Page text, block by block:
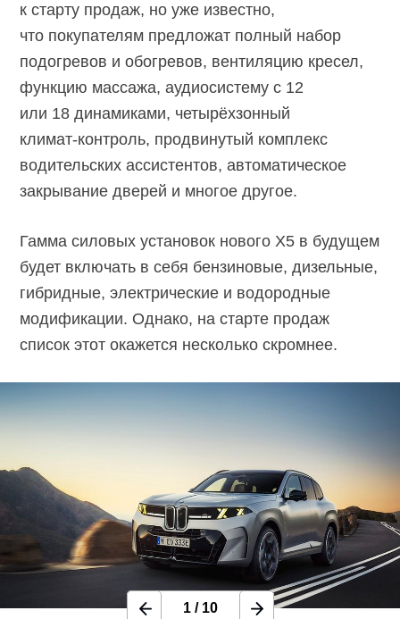
к старту продаж, но уже известно,
что покупателям предложат полный набор
подогревов и обогревов, вентиляцию кресел,
функцию массажа, аудиосистему с 12
или 18 динамиками, четырёхзонный
климат-контроль, продвинутый комплекс
водительских ассистентов, автоматическое
закрывание дверей и многое другое.
Гамма силовых установок нового X5 в будущем
будет включать в себя бензиновые, дизельные,
гибридные, электрические и водородные
модификации. Однако, на старте продаж
список этот окажется несколько скромнее.
1/ 10